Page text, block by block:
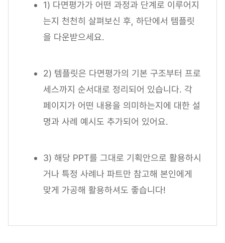
1) 다면평가가 어떤 과정과 단계로 이루어지
는지 천천히 살펴보신 후, 하단에서 템플릿
을 다운받으세요.
2) 템플릿은 다면평가의 기본 구조부터 프로
세스까지 순서대로 정리되어 있습니다. 각
페이지가 어떤 내용을 의미하는지에 대한 설
명과 사례 예시도 추가되어 있어요.
3) 해당 PPT를 그대로 기획안으로 활용하시
거나 특정 사례나 파트만 참고해 본인에게
맞게 가공해 활용하셔도 좋습니다!